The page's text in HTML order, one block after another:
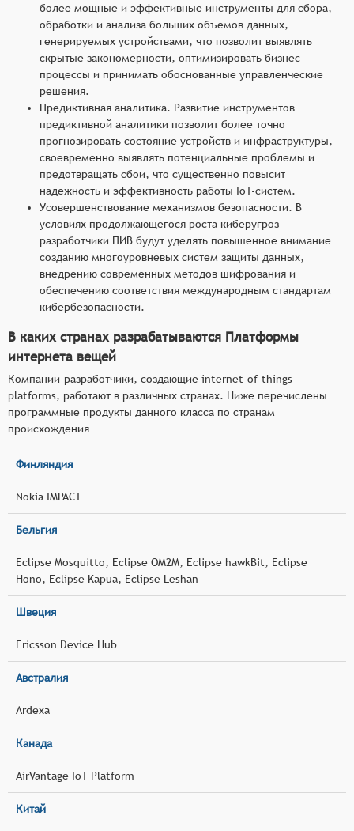
более мощные и эффективные инструменты для сбора,
обработки и анализа больших объёмов данных,
генерируемых устройствами, что позволит выявлять
скрытые закономерности, оптимизировать бизнес-
процессы и принимать обоснованные управленческие
решения.
Предиктивная аналитика. Развитие инструментов
предиктивной аналитики позволит более точно
прогнозировать состояние устройств и инфраструктуры,
своевременно выявлять потенциальные проблемы и
предотвращать сбои, что существенно повысит
надёжность и эффективность работы IoT-систем.
Усовершенствование механизмов безопасности. В
условиях продолжающегося роста киберугроз
разработчики ПИВ будут уделять повышенное внимание
созданию многоуровневых систем защиты данных,
внедрению современных методов шифрования и
обеспечению соответствия международным стандартам
кибербезопасности.
В каких странах разрабатываются Платформы
интернета вещей
Компании-разработчики, создающие internet-of-things-
platforms, работают в различных странах. Ниже перечислены
программные продукты данного класса по странам
происхождения
Финляндия
Nokia IMPACT
Бельгия
Eclipse Mosquitto, Eclipse OM2M, Eclipse hawkBit, Eclipse
Hono, Eclipse Kapua, Eclipse Leshan
Швеция
Ericsson Device Hub
Австралия
Ardexa
Канада
AirVantage IoT Platform
Китай